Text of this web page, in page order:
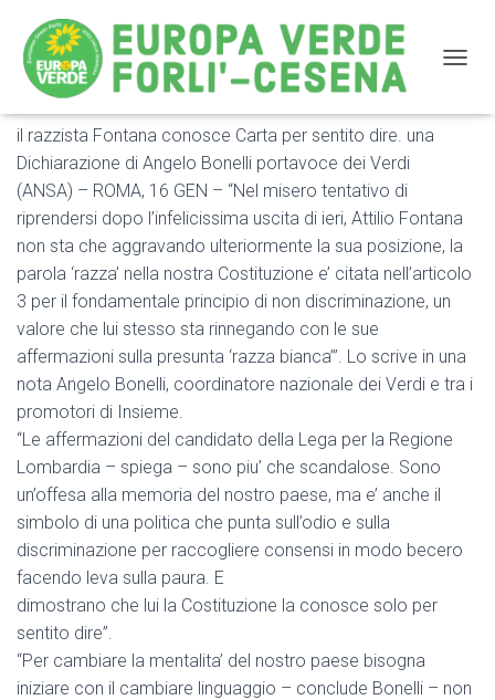
il razzista Fontana conosce Carta per sentito dire
il razzista Fontana conosce Carta per sentito dire. una
Dichiarazione di Angelo Bonelli portavoce dei Verdi
(ANSA) – ROMA, 16 GEN – “Nel misero tentativo di
riprendersi dopo l’infelicissima uscita di ieri, Attilio Fontana
non sta che aggravando ulteriormente la sua posizione, la
parola ‘razza’ nella nostra Costituzione e’ citata nell’articolo
3 per il fondamentale principio di non discriminazione, un
valore che lui stesso sta rinnegando con le sue
affermazioni sulla presunta ‘razza bianca’”. Lo scrive in una
nota Angelo Bonelli, coordinatore nazionale dei Verdi e tra i
promotori di Insieme.
“Le affermazioni del candidato della Lega per la Regione
Lombardia – spiega – sono piu’ che scandalose. Sono
un’offesa alla memoria del nostro paese, ma e’ anche il
simbolo di una politica che punta sull’odio e sulla
discriminazione per raccogliere consensi in modo becero
facendo leva sulla paura. E
dimostrano che lui la Costituzione la conosce solo per
sentito dire”.
“Per cambiare la mentalita’ del nostro paese bisogna
iniziare con il cambiare linguaggio – conclude Bonelli – non